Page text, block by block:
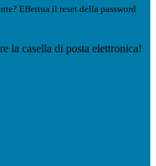
Effettua il reset della password
la casella di posta elettronica!